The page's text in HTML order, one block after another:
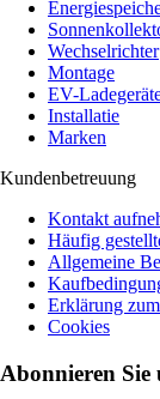
Wechselrichter
Montage
EV-
Installatie
Marken
Kundenbetreuung
Kontakt
Häufig
Allgemeine
Erklärung
Cookies
Abonnieren Sie